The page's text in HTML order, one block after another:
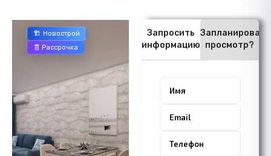
🏗️ Новострой
🧾 Рассрочка
Запросить
информацию
Запланировать
просмотр?